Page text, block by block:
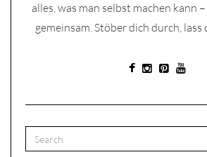
alles, was man selbst machen kann
gemeinsam. Stöber dich durch,